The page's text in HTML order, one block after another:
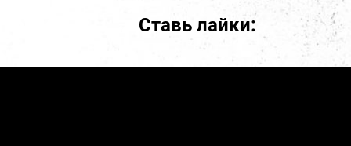
Ставь лайки: